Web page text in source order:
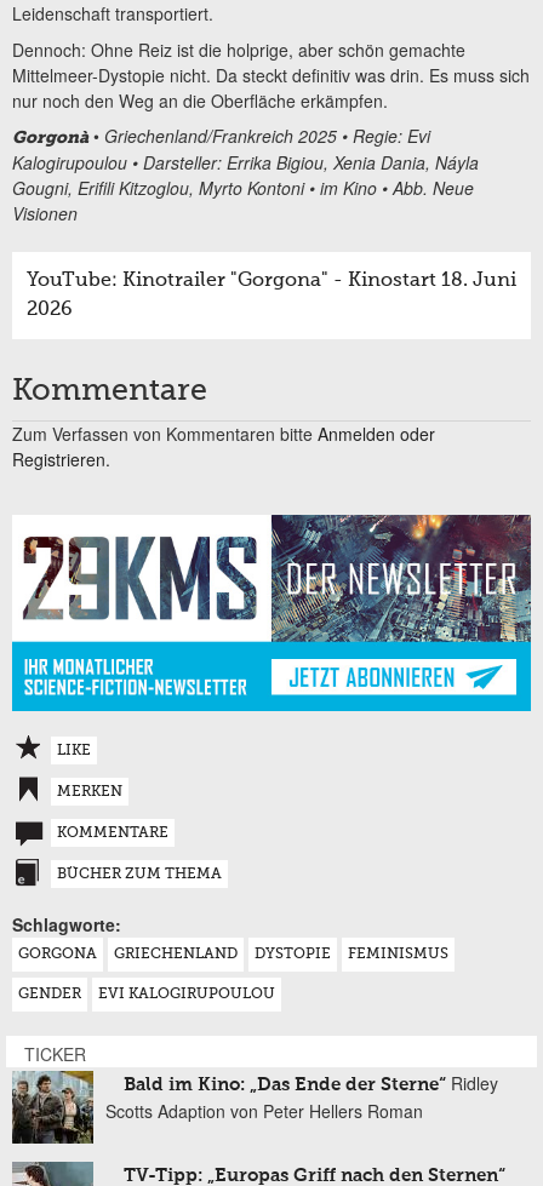
Leidenschaft transportiert.
Dennoch: Ohne Reiz ist die holprige, aber schön gemachte
Mittelmeer-Dystopie nicht. Da steckt definitiv was drin. Es muss sich
nur noch den Weg an die Oberfläche erkämpfen.
Gorgonà• Griechenland/Frankreich 2025 • Regie: Evi
Kalogirupoulou • Darsteller: Errika Bigiou, Xenia Dania, Náyla
Gougni, Erifili Kitzoglou, Myrto Kontoni • im Kino • Abb. Neue
Visionen
YouTube: Kinotrailer "Gorgona" - Kinostart 18. Juni
2026
Kommentare
Zum Verfassen von Kommentaren bitte Anmelden oder
Registrieren.
LIKE
MERKEN
KOMMENTARE
BÜCHER ZUM THEMA
Schlagworte:
GORGONA GRIECHENLAND DYSTOPIE FEMINISMUS
GENDER EVI KALOGIRUPOULOU
TICKER
Bald im Kino: „Das Ende der Sterne“ Ridley
Scotts Adaption von Peter Hellers Roman
TV-Tipp: „Europas Griff nach den Sternen“